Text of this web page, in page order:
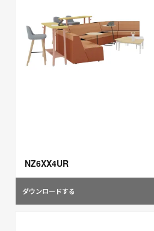
NZ6XX4UR
ダウンロードする